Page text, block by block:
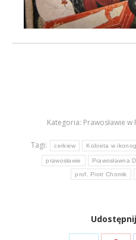
Kategoria: Prawosławie w
Tagi: cerkiew Kobieta w
prawosławie Prawosławna
prof. Piotr Chomik